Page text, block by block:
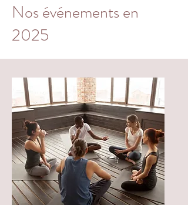
Nos événements en
2025